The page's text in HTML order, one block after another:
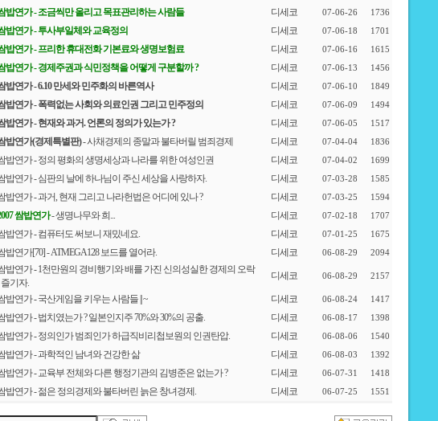
밥연가 - 조금씩만 올리고 목표관리하는 사람들 디세코 07-06-26 1736
밥연가 - 투사부일체와 교육정의 디세코 07-06-18 1701
밥연가 - 프리한 휴대전화 기본료와 생명보험료 디세코 07-06-16 1615
밥연가 - 경제주권과 식민정책을 어떻게 구분할까 ? 디세코 07-06-13 1456
밥연가 - 6.10 만세와 민주화의 바른역사 디세코 07-06-10 1849
밥연가 - 폭력없는 사회와 의료인권 그리고 민주정의 디세코 07-06-09 1494
밥연가- 현재와 과거. 언론의 정의가 있는가 ? 디세코 07-06-05 1517
밥연가(경제특별판)- 사채경제의 종말과 불타버릴 범죄경제 디세코 07-04-04 1836
밥연가 - 정의 평화의 생명세상과 나라를 위한 여성인권 디세코 07-04-02 1699
밥연가 - 심판의 날에 하나님이 주신 세상을 사랑하자. 디세코 07-03-28 1585
밥연가 - 과거, 현재 그리고 나라헌법은 어디에 있나 ? 디세코 07-03-25 1594
쌈밥연가- 생명나무와 희... 디세코 07-02-18 1707
밥연가 - 컴퓨터도 써보니 재밌네요. 디세코 07-01-25 1675
밥연가[70] - ATMEGA128 보드를 열어라. 디세코 06-08-29 2094
밥연가 - 1천만원의 경비행기와 배를 가진 신의성실한 경제의 오락
즐기자.
디세코 06-08-29 2157
밥연가 - 국산게임을 키우는 사람들 || ~ 디세코 06-08-24 1417
밥연가 - 법치였는가 ? 일본인지주 70%와 30%의 공출. 디세코 06-08-17 1398
밥연가 - 정의인가 범죄인가 하급직비리첩보원의 인권탄압. 디세코 06-08-06 1540
밥연가 - 과학적인 남녀와 건강한 삶 디세코 06-08-03 1392
밥연가 - 교육부 전체와 다른 행정기관의 김병준은 없는가 ? 디세코 06-07-31 1418
밥연가 - 젊은 정의경제와 불타버린 늙은 창녀경제. 디세코 06-07-25 1551